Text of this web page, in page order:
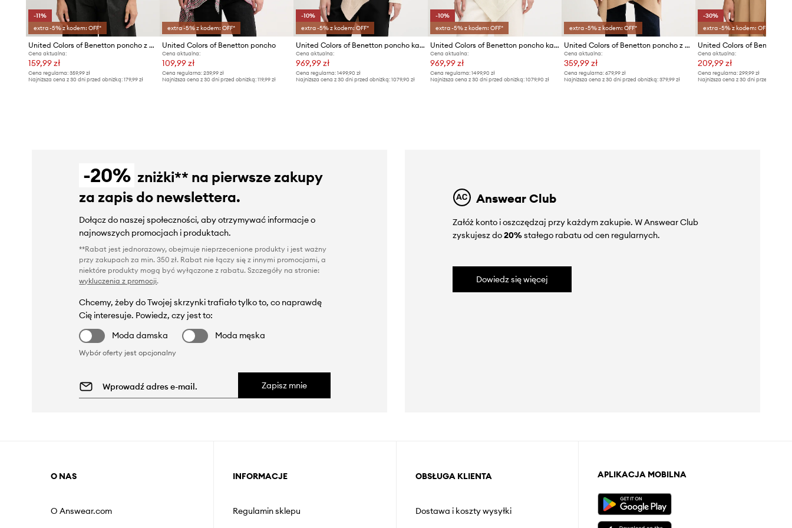
-11%
extra -5% z kodem: OFF*
United Colors of Benetton poncho z dodatkiem wełny
Cena aktualna:
159,99 zł
Cena regularna: 359,99 zł
Najniższa cena z 30 dni przed obniżką: 179,99 zł
extra -5% z kodem: OFF*
United Colors of Benetton poncho
Cena aktualna:
109,99 zł
Cena regularna:239,99 zł
Najniższa cena z 30 dni przed obniżką:119,99 zł
-10%
extra -5% z kodem: OFF*
United Colors of Benetton poncho kaszmirowe
Cena aktualna:
969,99 zł
Cena regularna: 1499,90 zł
Najniższa cena z 30 dni przed obniżką: 1079,90 zł
-10%
extra -5% z kodem: OFF*
United Colors of Benetton poncho kaszmirowe
Cena aktualna:
969,99 zł
Cena regularna: 1499,90 zł
Najniższa cena z 30 dni przed obniżką: 1079,90 zł
extra -5% z kodem: OFF*
United Colors of Benetton poncho z dodatkiem wełny dwustronny
Cena aktualna:
359,99 zł
Cena regularna:679,99 zł
Najniższa cena z 30 dni przed obniżką:379,99 zł
-30%
extra -5% z kodem: OFF*
Cena aktualna:
209,99 zł
Cena regularna: 299,99 zł
Najniższa cena z 30 dni przed obniżką:
-20% zniżki** na pierwsze zakupy
za zapis do newslettera.
Dołącz do naszej społeczności, aby otrzymywać informacje o
najnowszych promocjach i produktach.
**Rabat jest jednorazowy, obejmuje nieprzecenione produkty i jest ważny
przy zakupach za min. 350 zł. Rabat nie łączy się z innymi promocjami, a
niektóre produkty mogą być wyłączone z rabatu. Szczegóły na stronie:
wykluczenia z promocji.
Chcemy, żeby do Twojej skrzynki trafiało tylko to, co naprawdę
Cię interesuje. Powiedz, czy jest to:
Moda damska
Moda męska
Wybór oferty jest opcjonalny
Zapisz mnie
Answear Club
Załóż konto i oszczędzaj przy każdym zakupie. W Answear Club
zyskujesz do20%stałego rabatu od cen regularnych.
Dowiedz się więcej
O NAS
O Answear.com
INFORMACJE
Regulamin sklepu
OBSŁUGA KLIENTA
Dostawa i koszty wysyłki
APLIKACJA MOBILNA